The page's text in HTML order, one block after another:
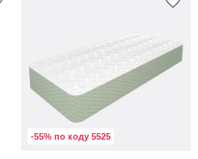
-55% по коду 5525